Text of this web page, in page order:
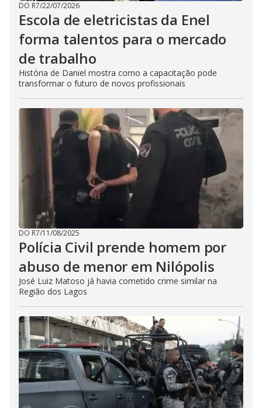
DO R7/22/07/2026
Escola de eletricistas da Enel
forma talentos para o mercado
de trabalho
História de Daniel mostra como a capacitação pode
transformar o futuro de novos profissionais
DO R7/11/08/2025
Polícia Civil prende homem por
abuso de menor em Nilópolis
José Luiz Matoso já havia cometido crime similar na
Região dos Lagos